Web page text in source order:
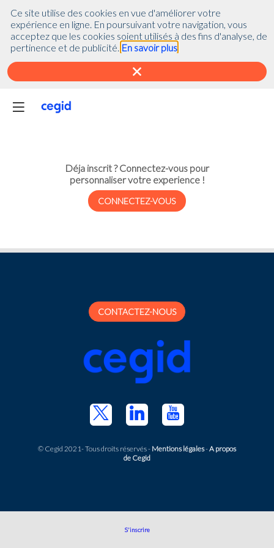
Déja inscrit ? Connectez-vous pour
personnaliser votre experience !
CONNECTEZ-VOUS
CONTACTEZ-NOUS
© Cegid 2021- Tous droits réservés - Mentions légales-A propos
de Cegid
S'inscrire
Ce site utilise des cookies en vue d'améliorer votre
expérience en ligne. En poursuivant votre navigation, vous
acceptez que les cookies soient utilisés à des fins d'analyse, de
pertinence et de publicité. En savoir plus
inwink = global.inwink || {}; global.inwink = inwink; inwink.tracking =
inwink.tracking || {}; inwink.tracking.trackers =
inwink.tracking.trackers || []; inwink.tracking.trackers.push({ script:
{ id : "mytracker", innerContent : '(function() {\r\n var didInit =
false;\r\n function initMunchkin() {\r\n if(didInit === false) {\r\n
didInit = true;\r\n Munchkin.init('818-MJH-876');\r\n }\r\n }\r\n var
'text/javascript';\r\n s.async = true;\r\n s.src =
'//munchkin.marketo.net/munchkin.js';\r\n s.onreadystatechange =
trackAction: function(category, action, label){} }); if
(inwink.trackingStatus) inwink.trackingStatus(); })(this);